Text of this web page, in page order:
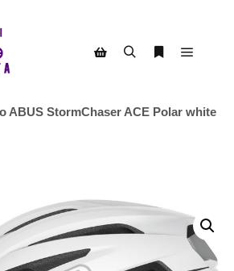
ABUS StormChaser ACE Polar white